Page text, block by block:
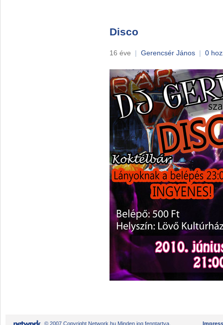
Disco
16 éve | Gerencsér János | 0
© 2007 Copyright Network.hu Minden jog fenntartva.